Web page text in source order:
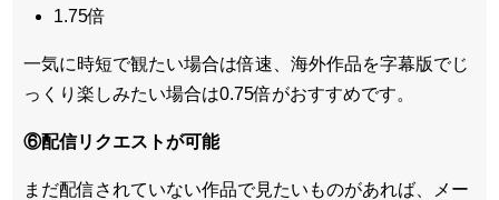
1.75倍
一気に時短で観たい場合は倍速、海外作品を字幕版でじ
っくり楽しみたい場合は0.75倍がおすすめです。
⑥配信リクエストが可能
まだ配信されていない作品で見たいものがあれば、
メー